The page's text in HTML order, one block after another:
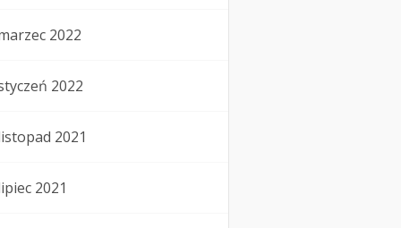
2022
2022
2021
2021